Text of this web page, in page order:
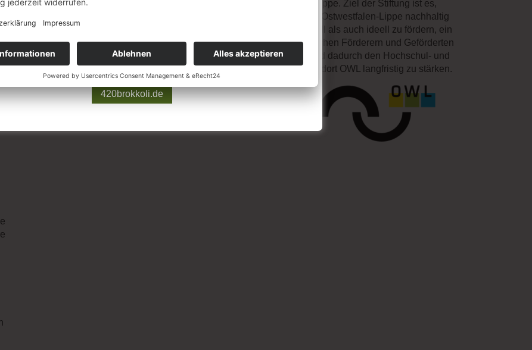
stolz darauf, uns zu den zertifizierten Apotheken in
Ostwestfalen-Lippe. Ziel der Stiftung ist es,
Studierende in Ostwestfalen-Lippe nachhaltig
sowohl materiell als auch ideell zu fördern, ein
Netzwerk zwischen Förderern und Geförderten
aufzubauen und dadurch den Hochschul- und
Wirtschaftsstandort OWL langfristig zu stärken.
Besuchen Sie uns auf 420brokkoli.de, um mehr zu erfahren.
Gerne unterstützen wir Sie bei Fragen.
420brokkoli.de